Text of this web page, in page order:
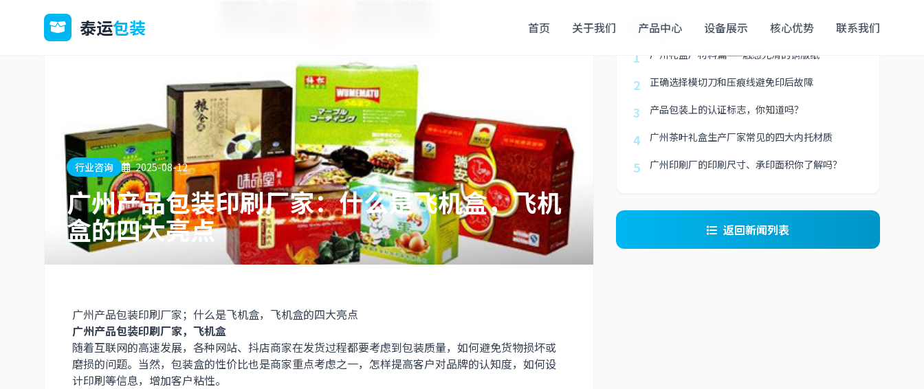
泰运包装 首页 关于我们 产品中心 设备展示 核心优势 联系我们
行业咨询 2025-08-12
广州产品包装印刷厂家：什么是飞机盒，飞机
盒的四大亮点
广州产品包装印刷厂家；什么是飞机盒，飞机盒的四大亮点
广州产品包装印刷厂家，飞机盒
随着互联网的高速发展，各种网站、抖店商家在发货过程都要考虑到包装质量，如何避免货物损坏或
磨损的问题。当然，包装盒的性价比也是商家重点考虑之一，怎样提高客户对品牌的认知度，如何设
计印刷等信息，增加客户粘性。
最新
1
广州礼盒厂材料篇——触感光滑的铜版纸
2 正确选择模切刀和压痕线避免印后故障
3 产品包装上的认证标志，你知道吗？
4 广州茶叶礼盒生产厂家常见的四大内托材质
5 广州印刷厂的印刷尺寸、承印面积你了解吗？
返回新闻列表